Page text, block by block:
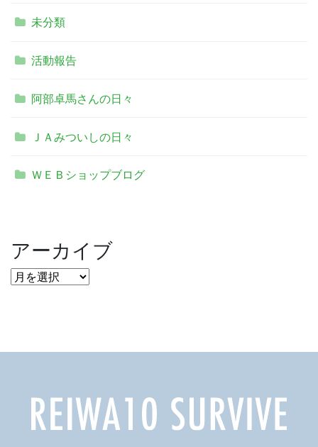
未分類
活動報告
阿部卓馬さんの日々
ＪＡみついしの日々
ＷＥＢショップブログ
アーカイブ
ア